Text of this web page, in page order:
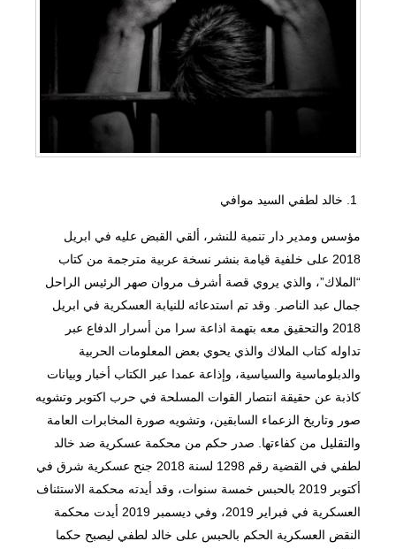
خالد لطفي السيد موافي
مؤسس ومدير دار تنمية للنشر، ألقي القبض عليه في ابريل
2018 على خلفية قيامة بنشر نسخة عربية مترجمة من كتاب
“الملاك”، والذي يروي قصة أشرف مروان صهر الرئيس الراحل
جمال عبد الناصر. وقد تم استدعائه للنيابة العسكرية في ابريل
2018 والتحقيق معه بتهمة اذاعة سرا من أسرار الدفاع عبر
تداوله كتاب الملاك والذي يحوي بعض المعلومات الحربية
والدبلوماسية والسياسية، وإذاعة عمدا عبر الكتاب أخبار وبيانات
كاذبة عن حقيقة انتصار القوات المسلحة في حرب اكتوبر وتشويه
صور وتاريخ الزعماء السابقين، وتشويه صورة المخابرات العامة
والتقليل من كفاءتها. صدر حكم من محكمة عسكرية ضد خالد
لطفي في القضية رقم 1298 لسنة 2018 جنح عسكرية شرق في
أكتوبر 2019 بالحبس خمسة سنوات، وقد أيدته محكمة الاستئناف
العسكرية في فبراير 2019، وفي ديسمبر 2019 أيدت محكمة
النقض العسكرية الحكم بالحبس على خالد لطفي ليصبح حكما